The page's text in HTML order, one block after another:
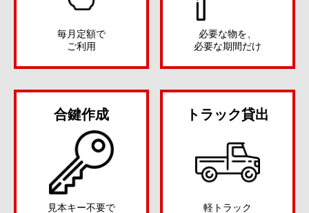
毎月定額で
ご利用
必要な物を、
必要な期間だけ
合鍵作成
見本キー不要で
トラック貸出
軽トラック